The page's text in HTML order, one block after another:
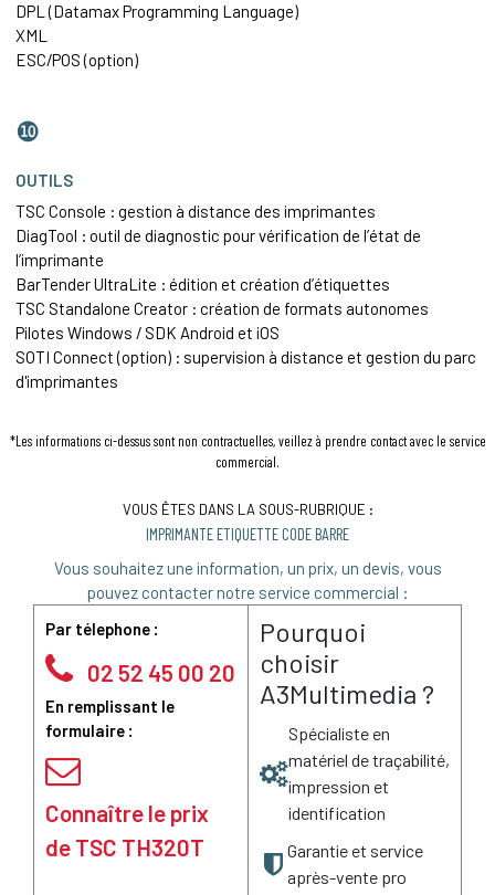
DPL (Datamax Programming Language)
XML
ESC/POS (option)
❿
OUTILS
TSC Console : gestion à distance des imprimantes
DiagTool : outil de diagnostic pour vérification de l’état de
l’imprimante
BarTender UltraLite : édition et création d’étiquettes
TSC Standalone Creator : création de formats autonomes
Pilotes Windows / SDK Android et iOS
SOTI Connect (option) : supervision à distance et gestion du parc
d'imprimantes
*Les informations ci-dessus sont non contractuelles, veillez à prendre contact avec le service
commercial.
VOUS ÊTES DANS LA SOUS-RUBRIQUE :
IMPRIMANTE ETIQUETTE CODE BARRE
Vous souhaitez une information, un prix, un devis, vous
pouvez contacter notre service commercial :
Par télephone :
02 52 45 00 20
En remplissant le
formulaire :
Connaître le prix
de TSC TH320T
Pourquoi
choisir
A3Multimedia ?
Spécialiste en
matériel de traçabilité,
impression et
identification
Garantie et service
après-vente pro